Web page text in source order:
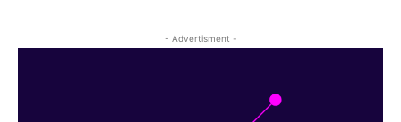
- Advertisment -